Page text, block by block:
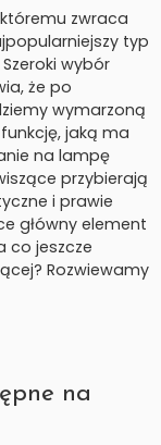
zwraca
typ
wybór
że po
wymarzoną
jaką ma
na lampę
przybierają
i prawie
główny element
co jeszcze
Rozwiewamy
na